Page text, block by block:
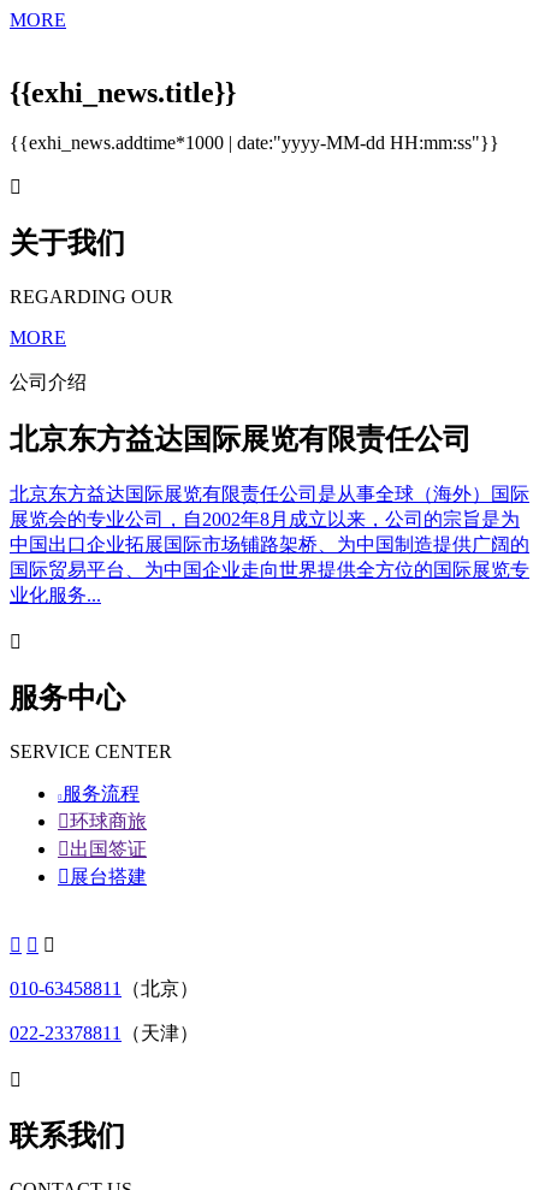
MORE
{{exhi_news.title}}
{{exhi_news.addtime*1000 | date:"yyyy-MM-dd HH:mm:ss"}}

关于我们
REGARDING OUR
MORE
公司介绍
北京东方益达国际展览有限责任公司
北京东方益达国际展览有限责任公司是从事全球（海外）国际
展览会的专业公司，自2002年8月成立以来，公司的宗旨是为
中国出口企业拓展国际市场铺路架桥、为中国制造提供广阔的
国际贸易平台、为中国企业走向世界提供全方位的国际展览专
业化服务...

服务中心
SERVICE CENTER
 服务流程
环球商旅
出国签证
 展台搭建
  
010-63458811 （北京）
022-23378811 （天津）

联系我们